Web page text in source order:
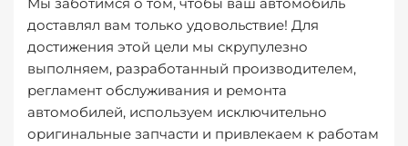
доставлял вам только удовольствие! Для
достижения этой цели мы скрупулезно
выполняем, разработанный производителем,
регламент обслуживания и ремонта
автомобилей, используем исключительно
оригинальные запчасти и привлекаем к работам